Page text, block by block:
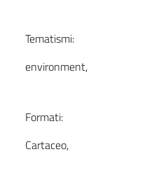
Tematismi:
environment,
Formati:
Cartaceo,